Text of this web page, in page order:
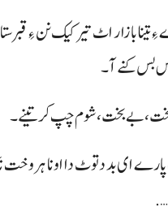
بازار اٹ تیر کیک نن ءِ
بس کنے آ۔
بے بخت، شوم چپ کر تینے۔
ای بد دتوٹ دا اونا